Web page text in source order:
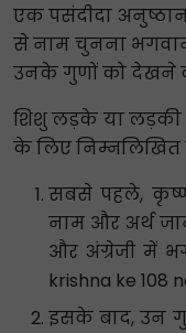
एक पसंदीदा अनुष्ठान
से नाम चुनना
उनके गुणों को देखने
शिशु लड़के या
के लिए निम्नलिखित
सबसे पहले, कृष्ण
नाम और अर्थ
और अंग्रेजी में
krishna ke 108
इसके बाद, उन